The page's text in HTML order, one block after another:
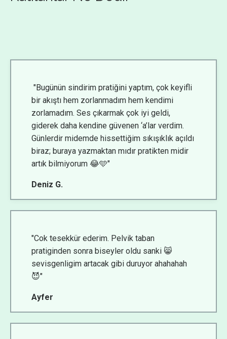
"Bugünün sindirim pratiğini yaptım, çok keyifli
bir akıştı hem zorlanmadım hem kendimi
zorlamadım. Ses çıkarmak çok iyi geldi,
giderek daha kendine güvenen ‘a’lar verdim.
Günlerdir midemde hissettiğim sıkışıklık açıldı
biraz; buraya yazmaktan mıdır pratikten midir
artık bilmiyorum 😂🩵"
Deniz G.
"Cok tesekkür ederim. Pelvik taban
pratiginden sonra biseyler oldu sanki 😸
sevisgenligim artacak gibi duruyor ahahahah
😈"
Ayfer